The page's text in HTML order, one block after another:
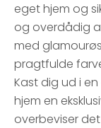
eget hjem og
og overdådig
med
pragtfulde
Kast dig ud i
hjem en
overbeviser